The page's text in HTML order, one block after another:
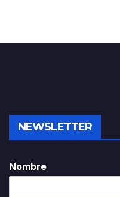
NEWSLETTER
Nombre